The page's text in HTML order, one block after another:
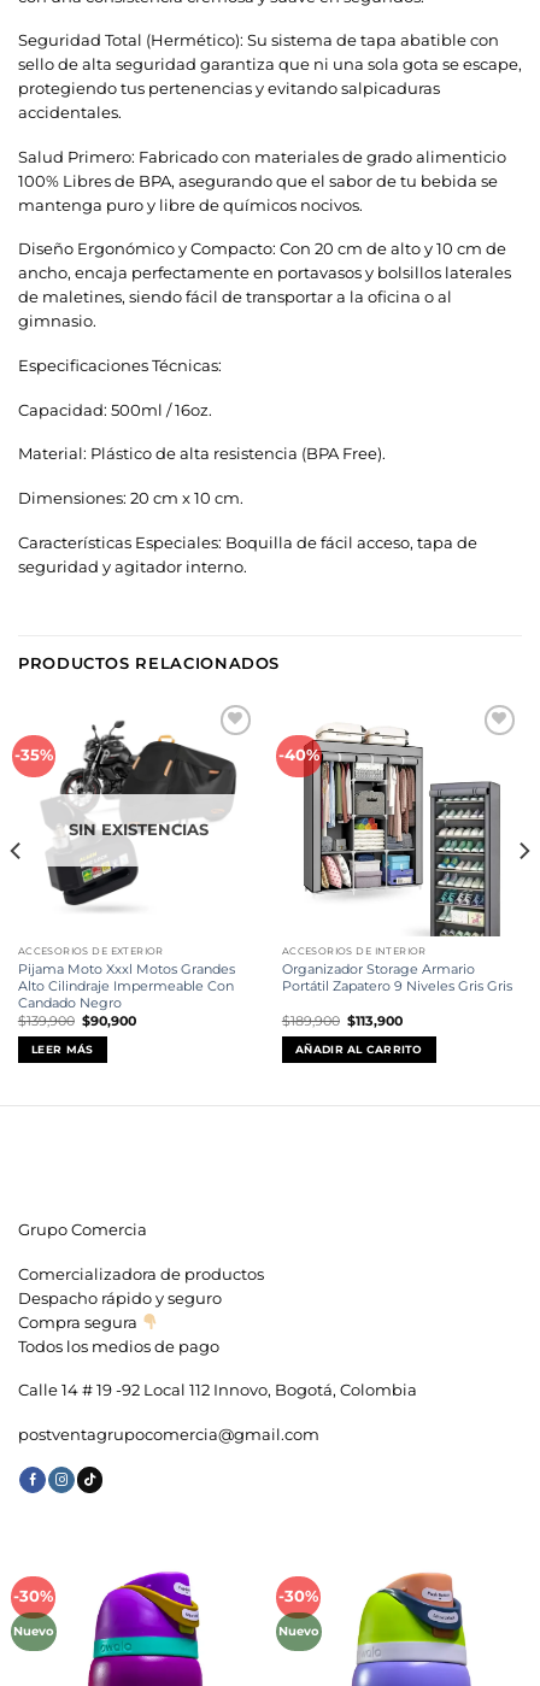
Seguridad Total (Hermético): Su sistema de tapa abatible con
sello de alta seguridad garantiza que ni una sola gota se escape,
protegiendo tus pertenencias y evitando salpicaduras
accidentales.
Salud Primero: Fabricado con materiales de grado alimenticio
100% Libres de BPA, asegurando que el sabor de tu bebida se
mantenga puro y libre de químicos nocivos.
Diseño Ergonómico y Compacto: Con 20 cm de alto y 10 cm de
ancho, encaja perfectamente en portavasos y bolsillos laterales
de maletines, siendo fácil de transportar a la oficina o al
gimnasio.
Especificaciones Técnicas:
Capacidad: 500ml / 16oz.
Material: Plástico de alta resistencia (BPA Free).
Dimensiones: 20 cm x 10 cm.
Características Especiales: Boquilla de fácil acceso, tapa de
seguridad y agitador interno.
PRODUCTOS RELACIONADOS
-35%
a la
lista de
deseos
SIN EXISTENCIAS
ACCESORIOS DE EXTERIOR
Pijama Moto Xxxl Motos Grandes
Alto Cilindraje Impermeable Con
Candado Negro
$139,900 El
precio
original
era:
$139,900.
$90,900El
LEER MÁS
-40%
deseos
ACCESORIOS DE INTERIOR
Organizador Storage Armario
Portátil Zapatero 9 Niveles Gris Gris
$189,900 El
precio
original
era:
$189,900.
$113,900El
actual
es:
$113,900.
AÑADIR AL CARRITO
Grupo Comercia
Comercializadora de productos
Despacho rápido y seguro
Compra segura
Todos los medios de pago
Calle 14 # 19 -92 Local 112 Innovo, Bogotá, Colombia
postventagrupocomercia@gmail.com
-30%
Nuevo
Añadir
lista de
deseos
-30%
Nuevo
Añadir
lista de
deseos